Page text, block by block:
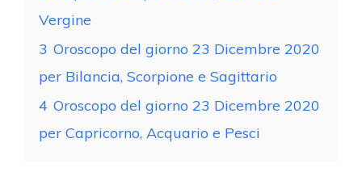
Vergine
3 Oroscopo del giorno 23 Dicembre 2020
per Bilancia, Scorpione e Sagittario
4 Oroscopo del giorno 23 Dicembre 2020
per Capricorno, Acquario e Pesci